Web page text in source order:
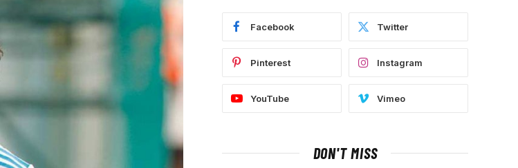
Facebook Twitter
Pinterest Instagram
YouTube Vimeo
DON'T MISS